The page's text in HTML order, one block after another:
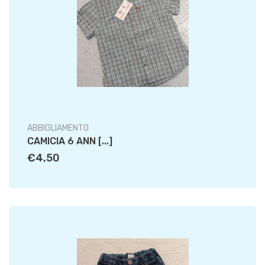
ABBIGLIAMENTO
CAMICIA 6 ANN [...]
€4,50